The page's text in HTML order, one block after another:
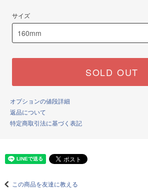
サイズ
SOLD OUT
オプションの値段詳細
返品について
特定商取引法に基づく表記
この商品を友達に教える